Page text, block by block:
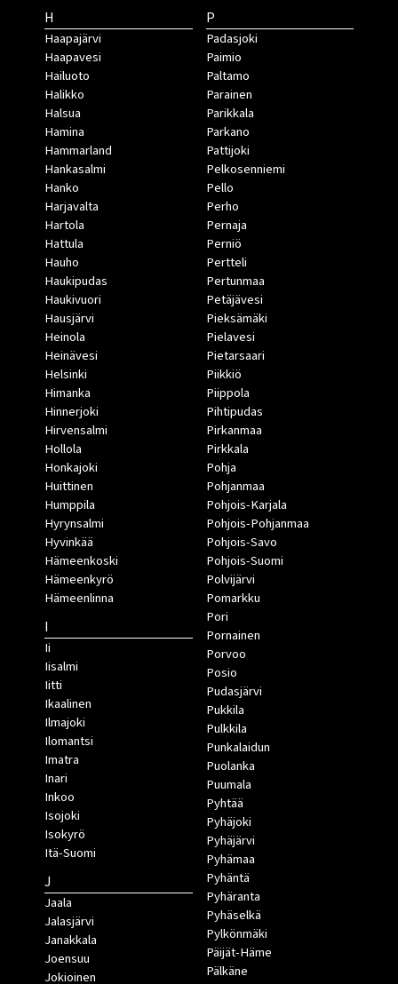
H
Haapajärvi
Haapavesi
Hailuoto
Halikko
Halsua
Hamina
Hammarland
Hankasalmi
Hanko
Harjavalta
Hartola
Hattula
Hauho
Haukipudas
Haukivuori
Hausjärvi
Heinola
Heinävesi
Helsinki
Himanka
Hinnerjoki
Hirvensalmi
Hollola
Honkajoki
Huittinen
Humppila
Hyrynsalmi
Hyvinkää
Hämeenkoski
Hämeenkyrö
Hämeenlinna
I
Ii
Iisalmi
Iitti
Ikaalinen
Ilmajoki
Ilomantsi
Imatra
Inari
Inkoo
Isojoki
Isokyrö
Itä-Suomi
J
Jaala
Jalasjärvi
Janakkala
Joensuu
Jokioinen
P
Padasjoki
Paimio
Paltamo
Parainen
Parikkala
Parkano
Pattijoki
Pelkosenniemi
Pello
Perho
Pernaja
Perniö
Pertteli
Pertunmaa
Petäjävesi
Pieksämäki
Pielavesi
Pietarsaari
Piikkiö
Piippola
Pihtipudas
Pirkanmaa
Pirkkala
Pohja
Pohjanmaa
Pohjois-Karjala
Pohjois-Pohjanmaa
Pohjois-Savo
Pohjois-Suomi
Polvijärvi
Pomarkku
Pori
Pornainen
Porvoo
Posio
Pudasjärvi
Pukkila
Pulkkila
Punkalaidun
Puolanka
Puumala
Pyhtää
Pyhäjoki
Pyhäjärvi
Pyhämaa
Pyhäntä
Pyhäranta
Pyhäselkä
Pylkönmäki
Päijät-Häme
Pälkäne